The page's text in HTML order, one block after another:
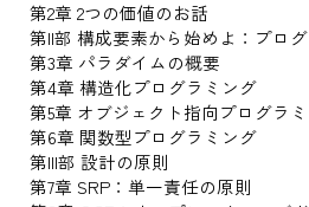
第2章 2つの価値のお話
第II部 構成要素から始めよ：プロ
第3章 パラダイムの概要
第4章 構造化プログラミング
第5章 オブジェクト指向プログラ
第6章 関数型プログラミング
第III部 設計の原則
第7章 SRP：単一責任の原則